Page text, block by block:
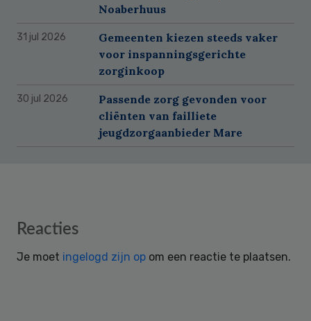
Noaberhuus
31 jul 2026
Gemeenten kiezen steeds vaker
voor inspanningsgerichte
zorginkoop
30 jul 2026
Passende zorg gevonden voor
cliënten van failliete
jeugdzorgaanbieder Mare
Reader
Reacties
Je moet ingelogd zijn op om een reactie te plaatsen.